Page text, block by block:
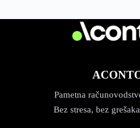
Pametna
Bez stresa, bez